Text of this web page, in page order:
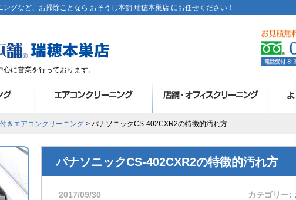
グなど、お掃除ことなら おそうじ本舗 瑞穂本巣店 にお任せください！
に営業を行っております。
きエアコンクリーニング > パナソニックCS-402CXR2の特徴的汚れ方
パナソニックCS-402CXR2の特徴的汚れ方
2017/09/30 カテゴリー